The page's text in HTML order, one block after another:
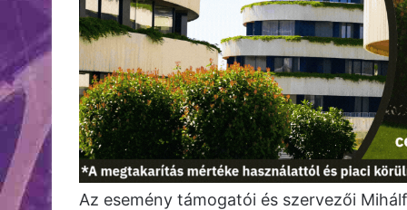
Az esemény támogatói és szervezői